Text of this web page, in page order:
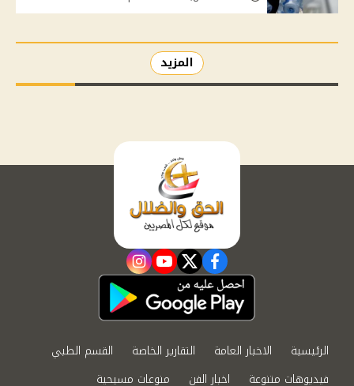
المزيد
facebook
twitter
youtube
instagram
الرئيسية الاخبار العامة التقارير الخاصة
القسم الطبي
فيديوهات متنوعة
اخبار الفن منوعات مسيحية